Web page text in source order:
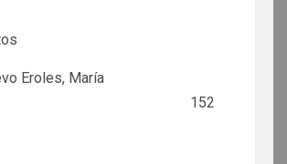
Eroles, María
152